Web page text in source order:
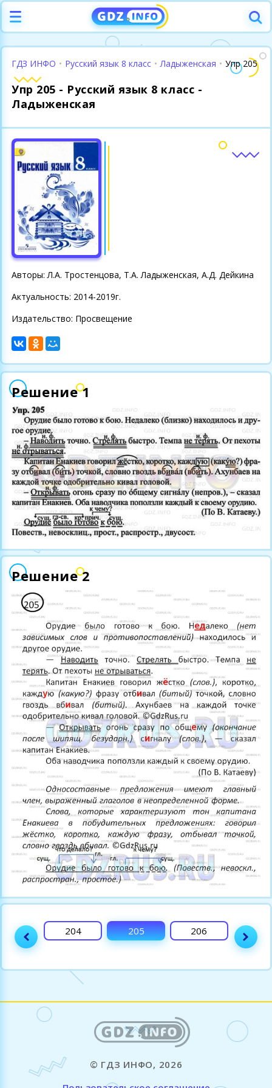
ГДЗ ИНФО • Русский язык 8 класс • Ладыженская • Упр 205
Упр 205 - Русский язык 8 класс -
Ладыженская
Авторы: Л.А. Тростенцова, Т.А. Ладыженская, А.Д. Дейкина
Актуальность: 2014-2019г.
Издательство: Просвещение
Решение 1
Решение 2
203 204 205 206 207
© ГДЗ ИНФО, 2026